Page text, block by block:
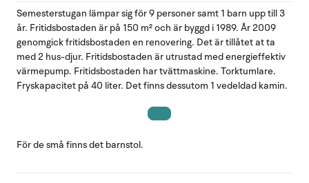
Semesterstugan lämpar sig för 9 personer samt 1 barn upp till 3
år. Fritidsbostaden är på 150 m² och är byggd i 1989. År 2009
genomgick fritidsbostaden en renovering. Det är tillåtet at ta
med 2 hus-djur. Fritidsbostaden är utrustad med energieffektiv
värmepump. Fritidsbostaden har tvättmaskine. Torktumlare.
Fryskapacitet på 40 liter. Det finns dessutom 1 vedeldad kamin.
För de små finns det barnstol.